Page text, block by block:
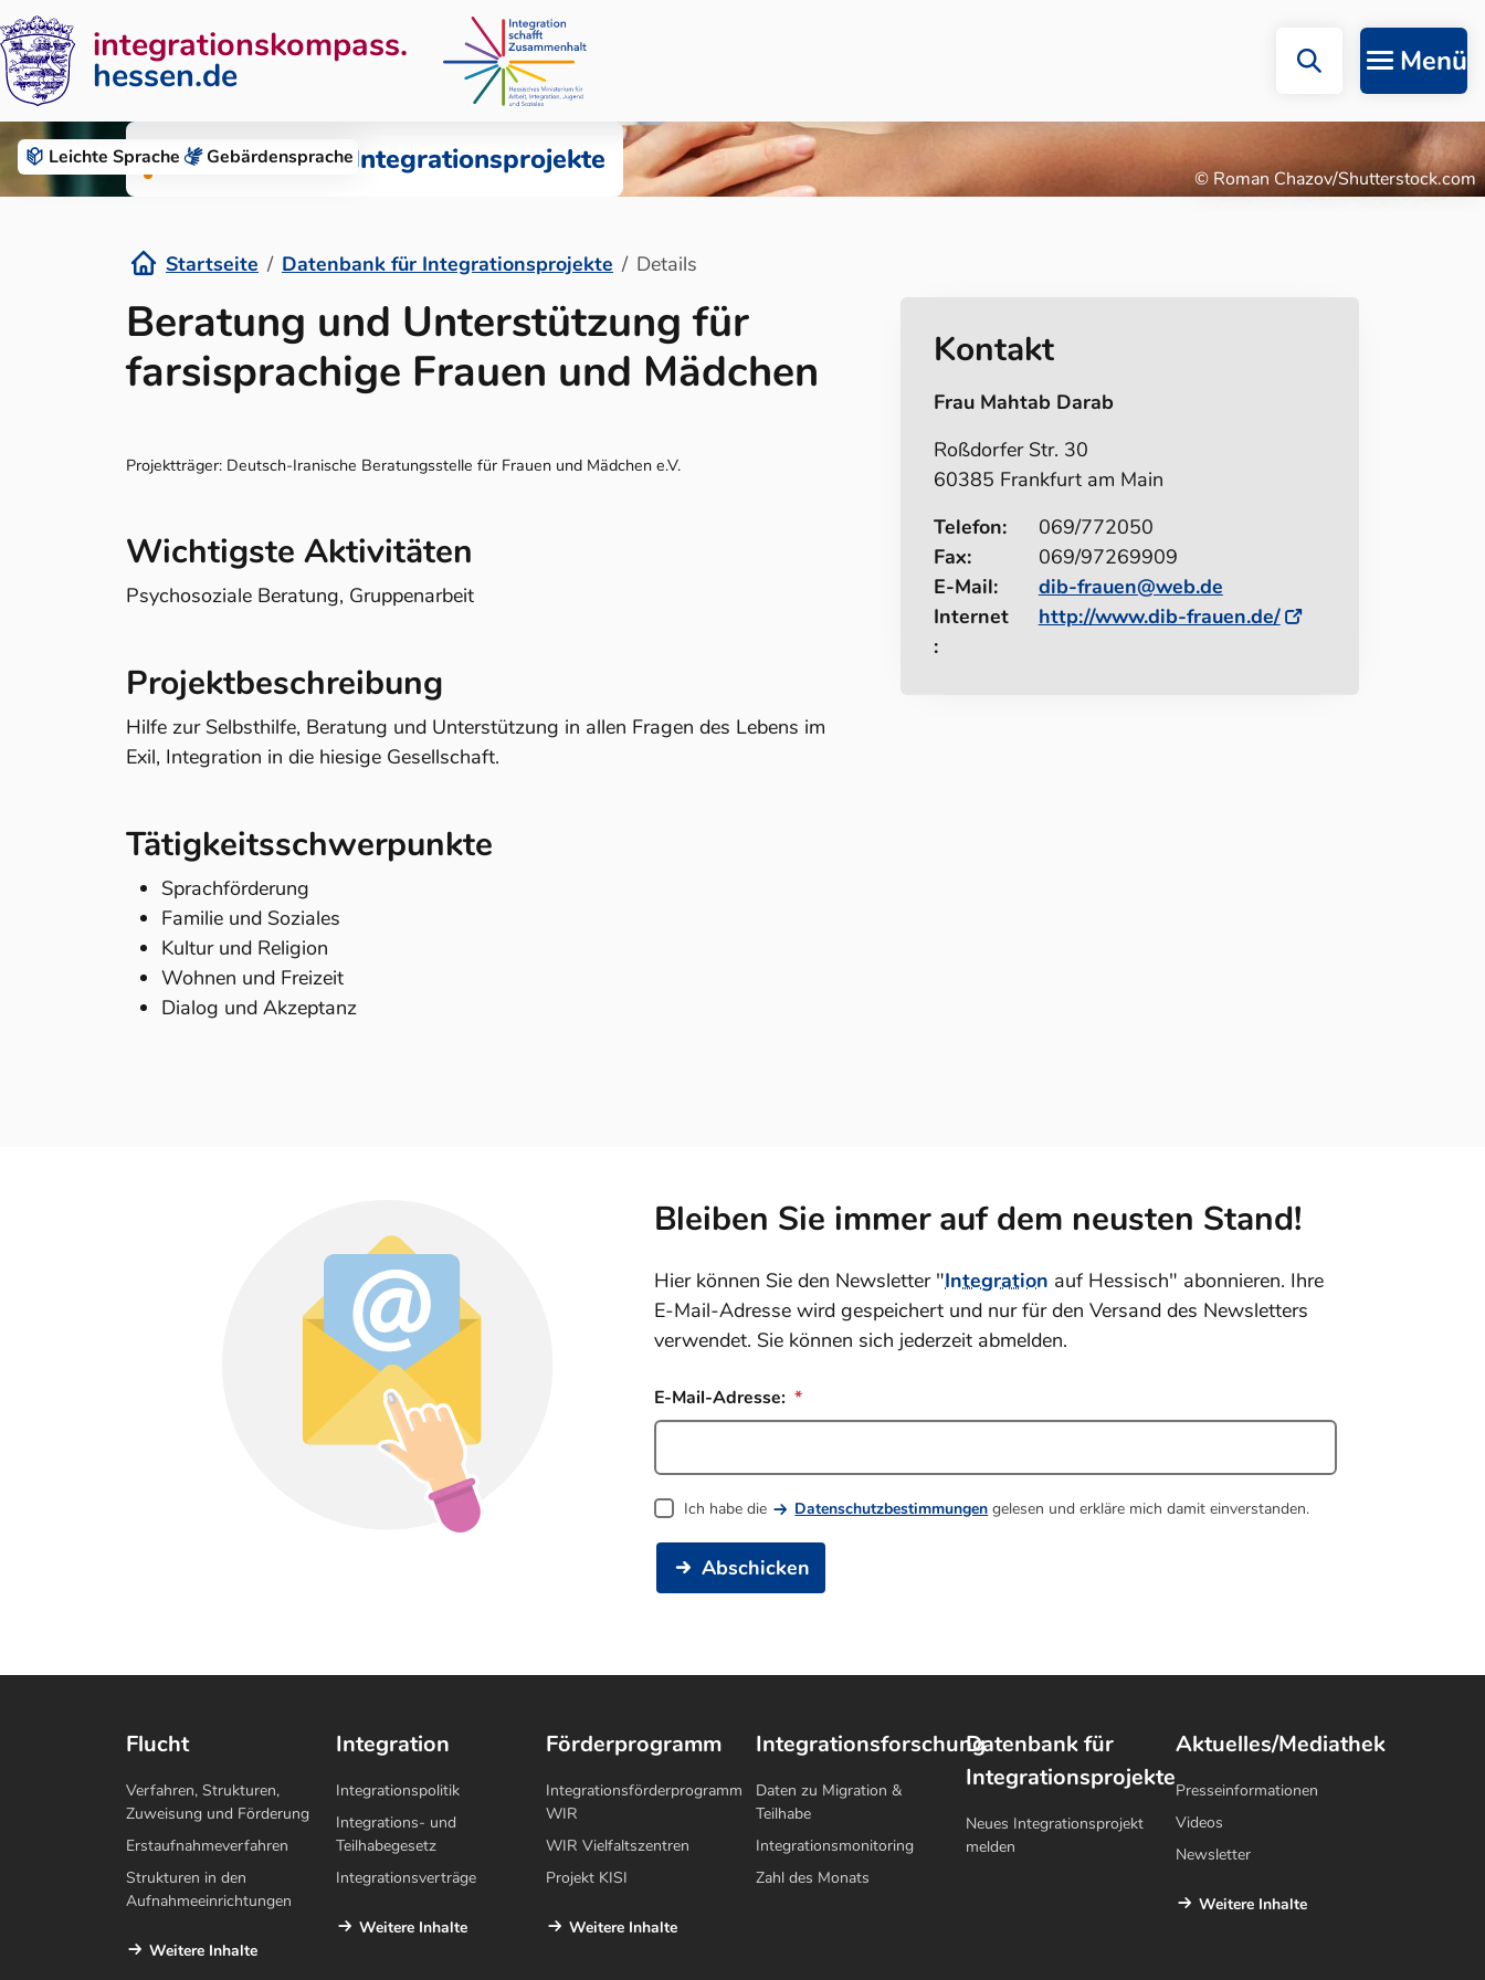
Leichte Sprache Gebärden­sprache
Zum Inhalt springen
integrationskompass.
hessen.de Menü
Datenbank für Integrationsprojekte
© Roman Chazov/Shutterstock.com
Startseite Datenbank für Integrationsprojekte Details
Details
Beratung und Unterstützung für
farsisprachige Frauen und Mädchen
Projektträger: Deutsch-Iranische Beratungsstelle für Frauen und Mädchen e.V.
Wichtigste Aktivitäten
Psychosoziale Beratung, Gruppenarbeit
Projektbeschreibung
Hilfe zur Selbsthilfe, Beratung und Unterstützung in allen Fragen des Lebens im
Exil, Integration in die hiesige Gesellschaft.
Tätigkeitsschwerpunkte
Sprachförderung
Familie und Soziales
Kultur und Religion
Wohnen und Freizeit
Dialog und Akzeptanz
Kontakt
Frau Mahtab Darab
Roßdorfer Str. 30
60385 Frankfurt am Main
Telefon:
069/772050
Fax:
069/97269909
E-Mail:
dib-frauen@web.de
Internet
:
http://www.dib-frauen.de/
Bleiben Sie immer auf dem neusten Stand!
Hier können Sie den Newsletter "Integration auf Hessisch" abonnieren. Ihre
E-Mail-Adresse wird gespeichert und nur für den Versand des Newsletters
verwendet. Sie können sich jederzeit abmelden.
E-Mail-Adresse:
Ich habe die Datenschutzbestimmungen gelesen und erkläre mich damit einverstanden.
Abschicken
Flucht
Verfahren, Strukturen,
Zuweisung und Förderung
Erstaufnahmeverfahren
Strukturen in den
Aufnahmeeinrichtungen
Weitere Inhalte
Integration
Integrationspolitik
Integrations- und
Teilhabegesetz
Integrationsverträge
Weitere Inhalte
Förderprogramm
Integrationsförderprogramm
WIR
WIR Vielfaltszentren
Projekt KISI
Weitere Inhalte
Integrationsforschung
Daten zu Migration &
Teilhabe
Integrationsmonitoring
Zahl des Monats
Datenbank für
Integrationsprojekte
Neues Integrationsprojekt
melden
Aktuelles/Mediathek
Presseinformationen
Videos
Newsletter
Weitere Inhalte